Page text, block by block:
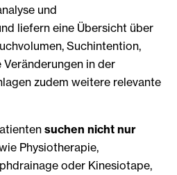
und
liefern eine Übersicht über
Suchintention,
in der
zudem weitere relevante
suchen nicht nur
Physiotherapie,
oder Kinesiotape,